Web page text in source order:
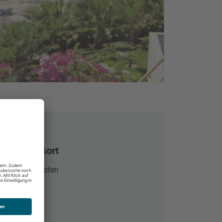
Resort
Ägypten